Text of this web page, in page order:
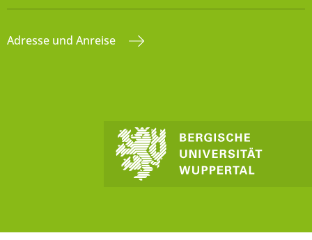
Adresse und Anreise